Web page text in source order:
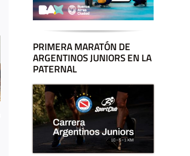
PRIMERA MARATÓN DE
ARGENTINOS JUNIORS EN LA
PATERNAL